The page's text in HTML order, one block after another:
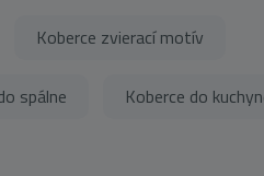
Koberce zvierací motív
spálne Koberce do